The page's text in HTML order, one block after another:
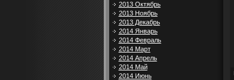
2013 Октябрь
2013 Ноябрь
2013 Декабрь
2014 Январь
2014 Февраль
2014 Март
2014 Апрель
2014 Май
2014 Июнь